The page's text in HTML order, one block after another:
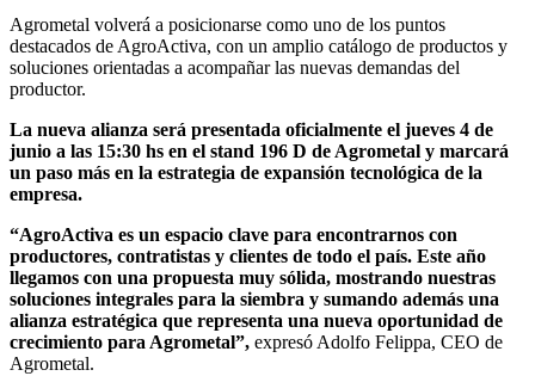
Agrometal volverá a posicionarse como uno de los puntos
destacados de AgroActiva, con un amplio catálogo de productos y
soluciones orientadas a acompañar las nuevas demandas del
productor.
La nueva alianza será presentada oficialmente el jueves 4 de
junio a las 15:30 hs en el stand 196 D de Agrometal y marcará
un paso más en la estrategia de expansión tecnológica de la
empresa.
“AgroActiva es un espacio clave para encontrarnos con
productores, contratistas y clientes de todo el país. Este año
llegamos con una propuesta muy sólida, mostrando nuestras
soluciones integrales para la siembra y sumando además una
alianza estratégica que representa una nueva oportunidad de
crecimiento para Agrometal”, expresó Adolfo Felippa, CEO de
Agrometal.